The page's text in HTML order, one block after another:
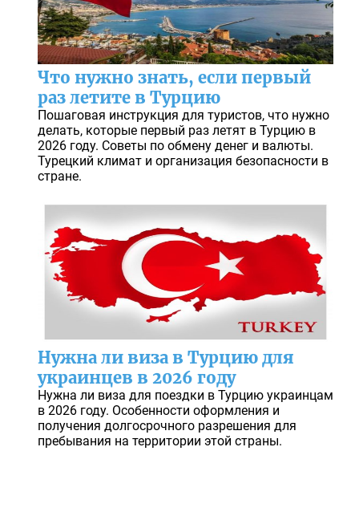
Что нужно знать, если первый
раз летите в Турцию
Пошаговая инструкция для туристов, что нужно
делать, которые первый раз летят в Турцию в
2026 году. Советы по обмену денег и валюты.
Турецкий климат и организация безопасности в
стране.
Нужна ли виза в Турцию для
украинцев в 2026 году
Нужна ли виза для поездки в Турцию украинцам
в 2026 году. Особенности оформления и
получения долгосрочного разрешения для
пребывания на территории этой страны.